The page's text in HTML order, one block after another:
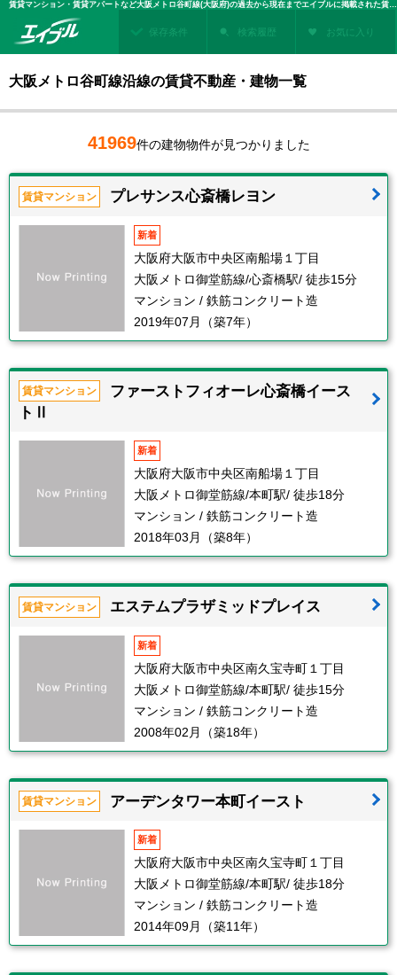
賃貸マンション・賃貸アパートなど大阪メトロ谷町線(大阪府)の過去から現在までエイブルに掲載された賃貸住宅情報・建物情報を検索！不動産賃貸を探すなら、お部屋探しのエイブル
保存条件 検索履歴 お気に入り
大阪メトロ谷町線沿線の賃貸不動産・建物一覧
41969件の建物物件が見つかりました
賃貸マンション プレサンス心斎橋レヨン
新着
大阪府大阪市中央区南船場１丁目
大阪メトロ御堂筋線/心斎橋駅/ 徒歩15分
マンション / 鉄筋コンクリート造
2019年07月（築7年）
賃貸マンション
ファーストフィオーレ心斎橋イース
トⅡ
新着
大阪府大阪市中央区南船場１丁目
大阪メトロ御堂筋線/本町駅/ 徒歩18分
マンション / 鉄筋コンクリート造
2018年03月（築8年）
賃貸マンション エステムプラザミッドプレイス
新着
大阪府大阪市中央区南久宝寺町１丁目
大阪メトロ御堂筋線/本町駅/ 徒歩15分
マンション / 鉄筋コンクリート造
2008年02月（築18年）
賃貸マンション アーデンタワー本町イースト
新着
大阪府大阪市中央区南久宝寺町１丁目
大阪メトロ御堂筋線/本町駅/ 徒歩18分
マンション / 鉄筋コンクリート造
2014年09月（築11年）